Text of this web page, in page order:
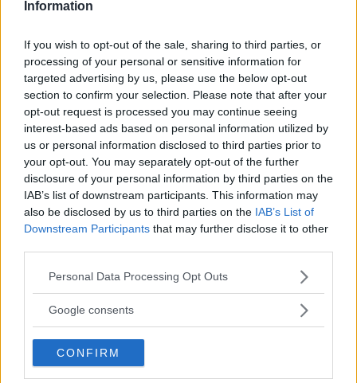
Information
If you wish to opt-out of the sale, sharing to third parties, or
processing of your personal or sensitive information for
targeted advertising by us, please use the below opt-out
section to confirm your selection. Please note that after your
opt-out request is processed you may continue seeing
interest-based ads based on personal information utilized by
us or personal information disclosed to third parties prior to
your opt-out. You may separately opt-out of the further
disclosure of your personal information by third parties on the
IAB’s list of downstream participants. This information may
also be disclosed by us to third parties on the IAB’s List of
Downstream Participants that may further disclose it to other
Please note that this website/app uses one or more Google
not limited to your visit or usage behaviour. You may click to
use your data for below specified purposes in below Google
consent section.
Personal Data Processing Opt Outs
Google consents
CONFIRM
OM System lanserar
gratislån av kameror &
objektiv i Sverige
OM System lanserar nu "Test & Wow"-
programmet i Sverige, vilket gör det möjligt
att låna hem kameror och objektiv under fem
dagar för att se hur utrustningen passar dina
behov.